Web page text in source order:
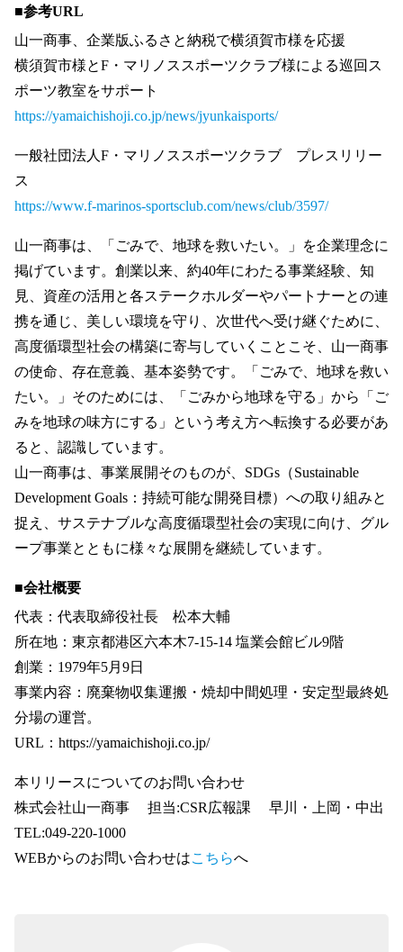
■参考URL
山一商事、企業版ふるさと納税で横須賀市様を応援
横須賀市様とF・マリノススポーツクラブ様による巡回ス
ポーツ教室をサポート
https://yamaichishoji.co.jp/news/jyunkaisports/
一般社団法人F・マリノススポーツクラブ プレスリリー
ス
https://www.f-marinos-sportsclub.com/news/club/3597/
山一商事は、「ごみで、地球を救いたい。」を企業理念に
掲げています。創業以来、約40年にわたる事業経験、知
見、資産の活用と各ステークホルダーやパートナーとの連
携を通じ、美しい環境を守り、次世代へ受け継ぐために、
高度循環型社会の構築に寄与していくことこそ、山一商事
の使命、存在意義、基本姿勢です。「ごみで、地球を救い
たい。」そのためには、「ごみから地球を守る」から「ご
みを地球の味方にする」という考え方へ転換する必要があ
ると、認識しています。
山一商事は、事業展開そのものが、SDGs（Sustainable
Development Goals：持続可能な開発目標）への取り組みと
捉え、サステナブルな高度循環型社会の実現に向け、グル
ープ事業とともに様々な展開を継続しています。
■会社概要
代表：代表取締役社長 松本大輔
所在地：東京都港区六本木7-15-14 塩業会館ビル9階
創業：1979年5月9日
事業内容：廃棄物収集運搬・焼却中間処理・安定型最終処
分場の運営。
URL：https://yamaichishoji.co.jp/
本リリースについてのお問い合わせ
株式会社山一商事 担当:CSR広報課 早川・上岡・中出
TEL:049-220-1000
WEBからのお問い合わせはこちらへ